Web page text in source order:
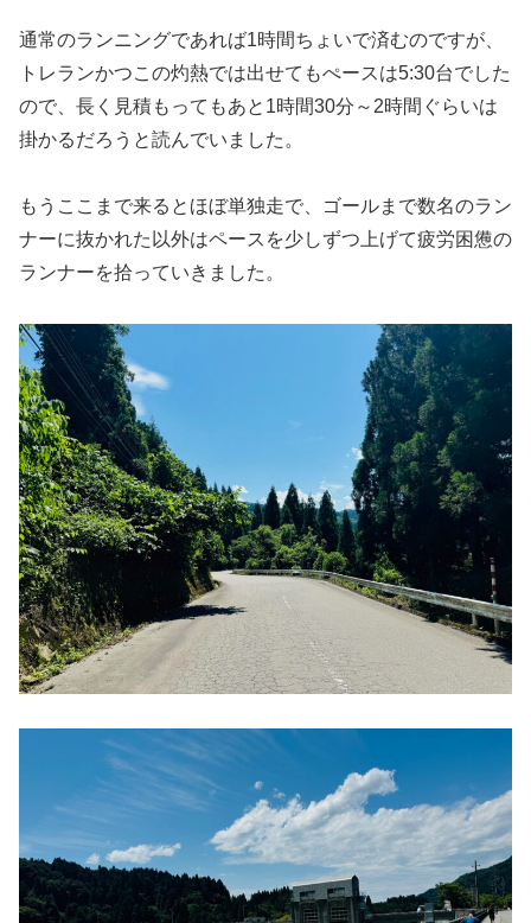
通常のランニングであれば1時間ちょいで済むのですが、
トレランかつこの灼熱では出せてもぺースは5:30台でした
ので、長く見積もってもあと1時間30分～2時間ぐらいは
掛かるだろうと読んでいました。
もうここまで来るとほぼ単独走で、ゴールまで数名のラン
ナーに抜かれた以外はペースを少しずつ上げて疲労困憊の
ランナーを拾っていきました。